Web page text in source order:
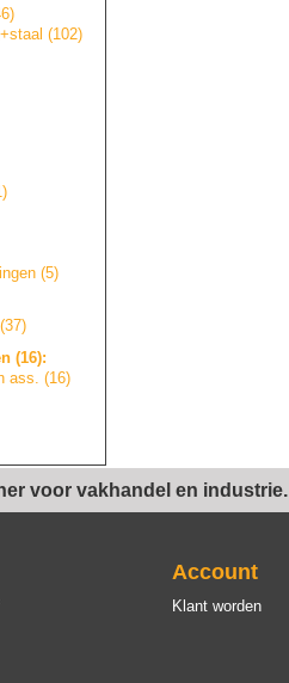
al (102)
gen (5)
n (16):
ass. (16)
voor vakhandel en industrie.
Account
Klant worden